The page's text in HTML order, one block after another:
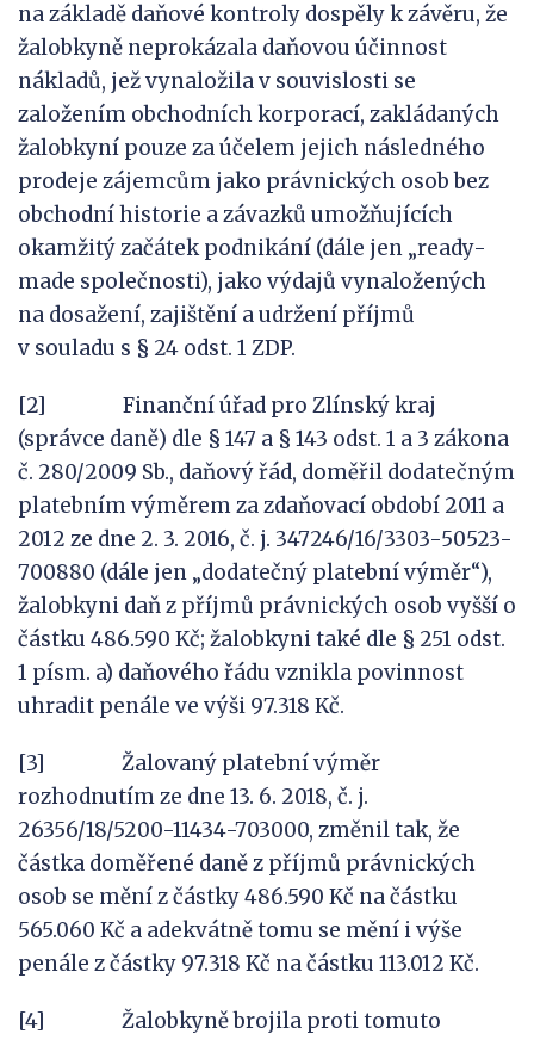
na základě daňové kontroly dospěly k závěru, že
žalobkyně neprokázala daňovou účinnost
nákladů, jež vynaložila v souvislosti se
založením obchodních korporací, zakládaných
žalobkyní pouze za účelem jejich následného
prodeje zájemcům jako právnických osob bez
obchodní historie a závazků umožňujících
okamžitý začátek podnikání (dále jen „ready-
made společnosti), jako výdajů vynaložených
na dosažení, zajištění a udržení příjmů
v souladu s § 24 odst. 1 ZDP.
[2] Finanční úřad pro Zlínský kraj
(správce daně) dle § 147 a § 143 odst. 1 a 3 zákona
č. 280/2009 Sb., daňový řád, doměřil dodatečným
platebním výměrem za zdaňovací období 2011 a
2012 ze dne 2. 3. 2016, č. j. 347246/16/3303-50523-
700880 (dále jen „dodatečný platební výměr“),
žalobkyni daň z příjmů právnických osob vyšší o
částku 486.590 Kč; žalobkyni také dle § 251 odst.
1 písm. a) daňového řádu vznikla povinnost
uhradit penále ve výši 97.318 Kč.
[3] Žalovaný platební výměr
rozhodnutím ze dne 13. 6. 2018, č. j.
26356/18/5200-11434-703000, změnil tak, že
částka doměřené daně z příjmů právnických
osob se mění z částky 486.590 Kč na částku
565.060 Kč a adekvátně tomu se mění i výše
penále z částky 97.318 Kč na částku 113.012 Kč.
[4] Žalobkyně brojila proti tomuto